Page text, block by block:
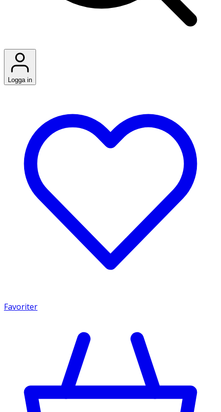
Logga in
Favoriter